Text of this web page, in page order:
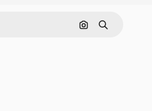
Nach Bild suchen
Suchen